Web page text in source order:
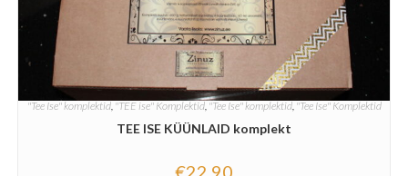
"Tee Ise" komplektid, "TEE ise" Komplektid, "Tee Ise" komplektid, "Tee Ise" Komplektid
TEE ISE KÜÜNLAID komplekt
€22.90